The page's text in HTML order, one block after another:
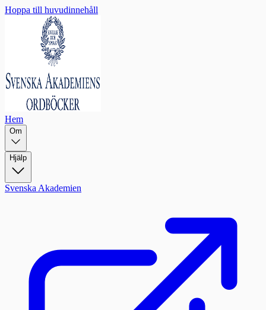
Hoppa till huvudinnehåll
Hem
Om
Hjälp
Svenska Akademien